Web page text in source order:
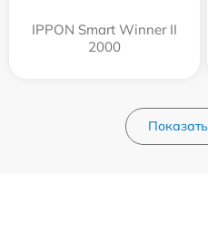
IPPON Smart Winner II
2000